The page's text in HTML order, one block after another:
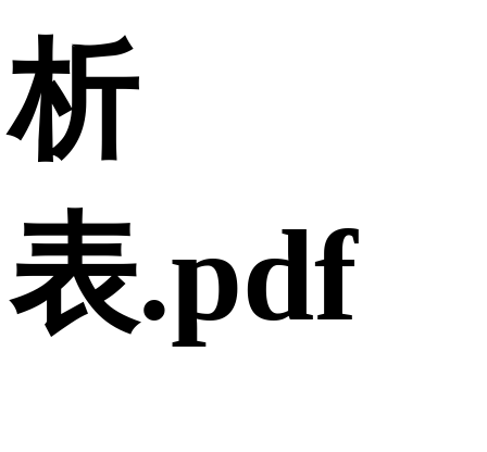
析
表.pdf